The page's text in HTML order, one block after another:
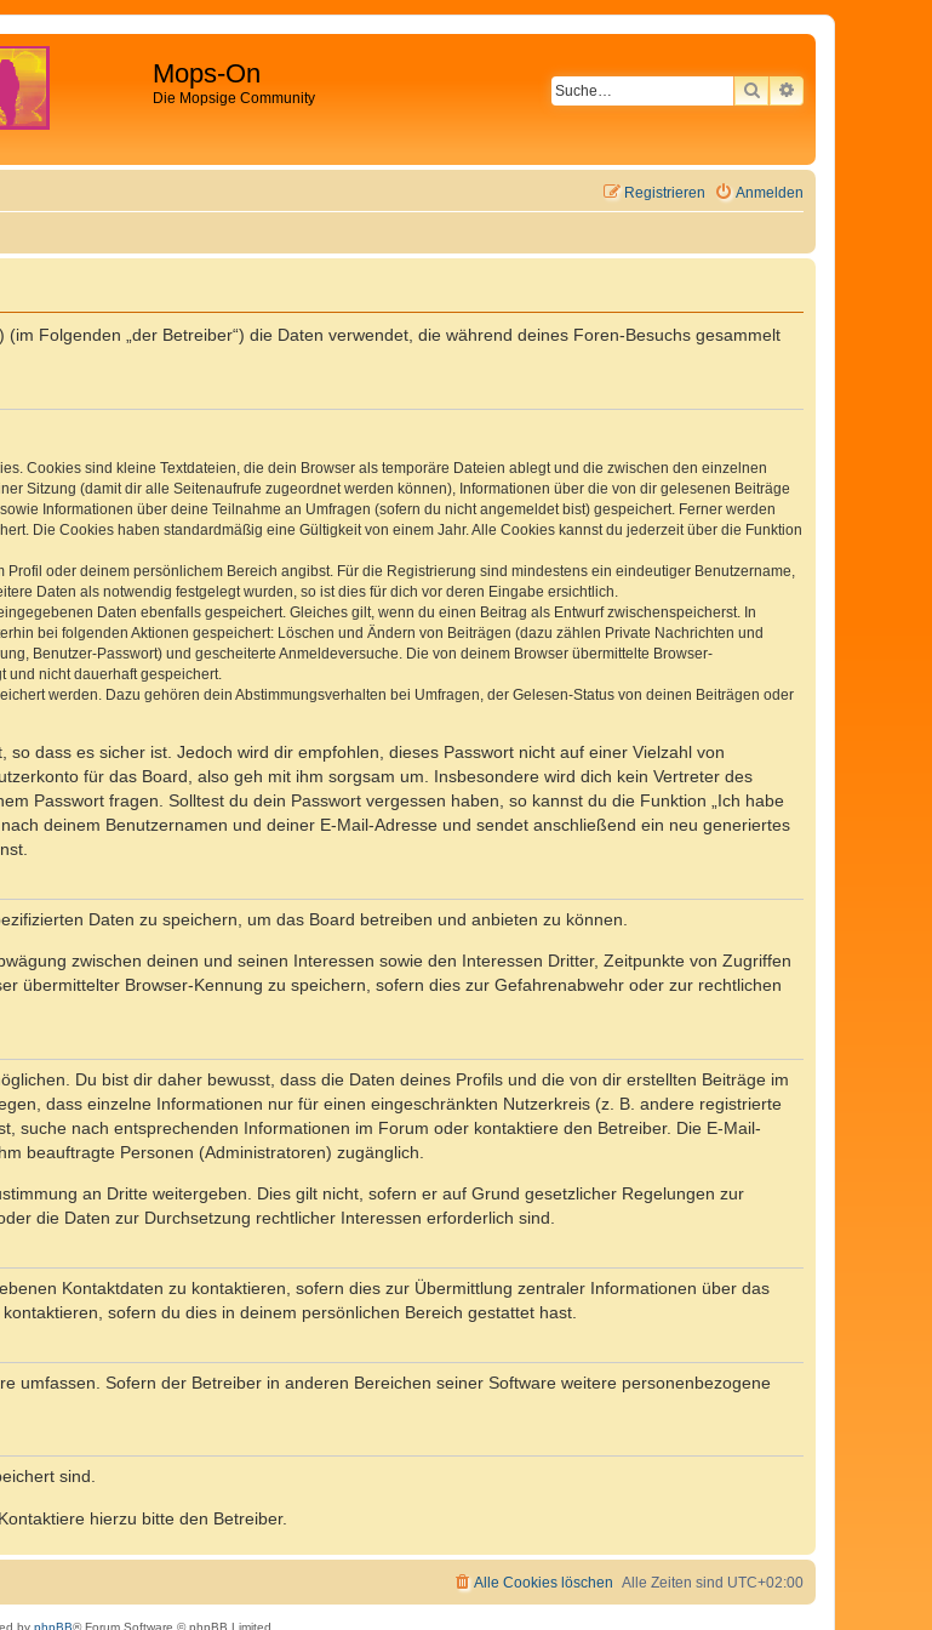
Mops-On
Die Mopsige Community SUCHEERWEITERTE
Anmelden
Registrieren
(im Folgenden „der Betreiber“) die Daten verwendet, die während deines Foren-Besuchs gesammelt
Cookies sind kleine Textdateien, die dein Browser als temporäre Dateien ablegt und die zwischen den einzelnen
Sitzung (damit dir alle Seitenaufrufe zugeordnet werden können), Informationen über die von dir gelesenen Beiträge
Informationen über deine Teilnahme an Umfragen (sofern du nicht angemeldet bist) gespeichert. Ferner werden
Die Cookies haben standardmäßig eine Gültigkeit von einem Jahr. Alle Cookies kannst du jederzeit über die Funktion
oder deinem persönlichem Bereich angibst. Für die Registrierung sind mindestens ein eindeutiger Benutzername,
Daten als notwendig festgelegt wurden, so ist dies für dich vor deren Eingabe ersichtlich.
Daten ebenfalls gespeichert. Gleiches gilt, wenn du einen Beitrag als Entwurf zwischenspeicherst. In
bei folgenden Aktionen gespeichert: Löschen und Ändern von Beiträgen (dazu zählen Private Nachrichten und
Benutzer-Passwort) und gescheiterte Anmeldeversuche. Die von deinem Browser übermittelte Browser-
und nicht dauerhaft gespeichert.
werden. Dazu gehören dein Abstimmungsverhalten bei Umfragen, der Gelesen-Status von deinen Beiträgen oder
dass es sicher ist. Jedoch wird dir empfohlen, dieses Passwort nicht auf einer Vielzahl von
für das Board, also geh mit ihm sorgsam um. Insbesondere wird dich kein Vertreter des
Passwort fragen. Solltest du dein Passwort vergessen haben, so kannst du die Funktion „Ich habe
deinem Benutzernamen und deiner E-Mail-Adresse und sendet anschließend ein neu generiertes
Daten zu speichern, um das Board betreiben und anbieten zu können.
zwischen deinen und seinen Interessen sowie den Interessen Dritter, Zeitpunkte von Zugriffen
übermittelter Browser-Kennung zu speichern, sofern dies zur Gefahrenabwehr oder zur rechtlichen
Du bist dir daher bewusst, dass die Daten deines Profils und die von dir erstellten Beiträge im
dass einzelne Informationen nur für einen eingeschränkten Nutzerkreis (z. B. andere registrierte
suche nach entsprechenden Informationen im Forum oder kontaktiere den Betreiber. Die E-Mail-
beauftragte Personen (Administratoren) zugänglich.
an Dritte weitergeben. Dies gilt nicht, sofern er auf Grund gesetzlicher Regelungen zur
die Daten zur Durchsetzung rechtlicher Interessen erforderlich sind.
Kontaktdaten zu kontaktieren, sofern dies zur Übermittlung zentraler Informationen über das
sofern du dies in deinem persönlichen Bereich gestattet hast.
umfassen. Sofern der Betreiber in anderen Bereichen seiner Software weitere personenbezogene
sind.
hierzu bitte den Betreiber.
Alle Zeiten sind UTC+02:00
Alle Cookies löschen
by phpBB® Forum Software © phpBB Limited